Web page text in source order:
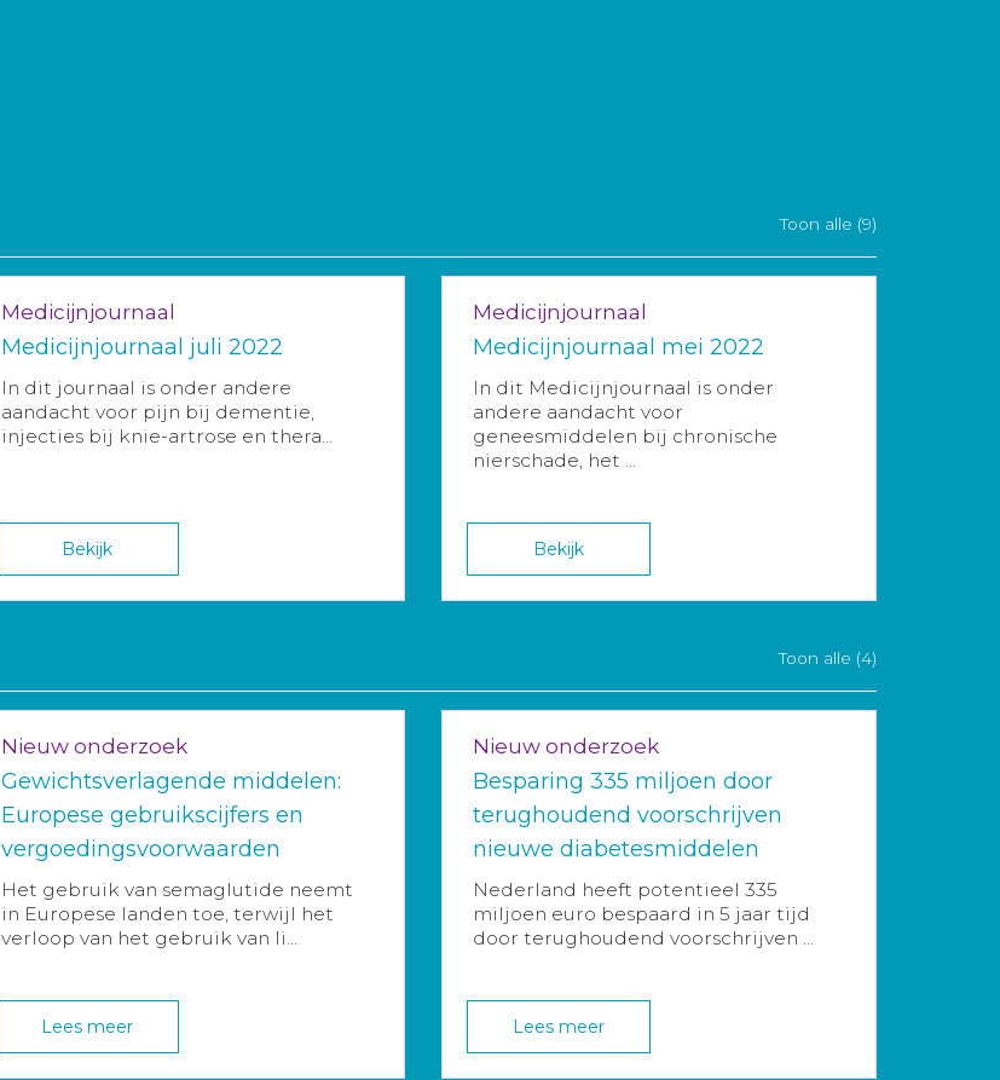
Toon alle (9)
Medicijnjournaal
Medicijnjournaal juli 2022
In dit journaal is onder andere
aandacht voor pijn bij dementie,
injecties bij knie-artrose en thera...
Bekijk
Medicijnjournaal
Medicijnjournaal mei 2022
In dit Medicijnjournaal is onder
andere aandacht voor
geneesmiddelen bij chronische
nierschade, het ...
Bekijk
Toon alle (4)
Nieuw onderzoek
Gewichtsverlagende middelen:
Europese gebruikscijfers en
vergoedingsvoorwaarden
Het gebruik van semaglutide neemt
in Europese landen toe, terwijl het
verloop van het gebruik van li...
Lees meer
Nieuw onderzoek
Besparing 335 miljoen door
terughoudend voorschrijven
nieuwe diabetesmiddelen
Nederland heeft potentieel 335
miljoen euro bespaard in 5 jaar tijd
door terughoudend voorschrijven ...
Lees meer